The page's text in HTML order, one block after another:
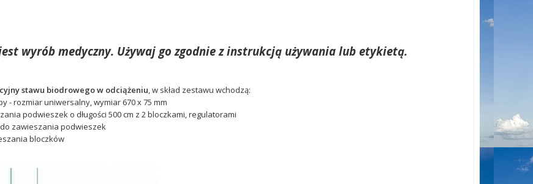
wyrób medyczny. Używaj go zgodnie z instrukcją używania lub etykietą.
stawu biodrowego w odciążeniu, w skład zestawu wchodzą:
- rozmiar uniwersalny, wymiar 670 x 75 mm
podwieszek o długości 500 cm z 2 bloczkami, regulatorami
zawieszania podwieszek
bloczków